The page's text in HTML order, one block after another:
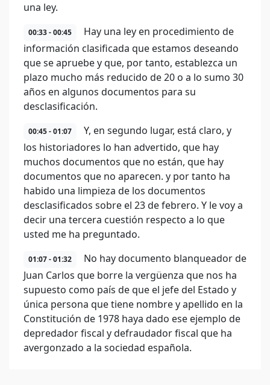
una ley.
00:33 - 00:45
Hay una ley en procedimiento de
información clasificada que estamos deseando
que se apruebe y que, por tanto, establezca un
plazo mucho más reducido de 20 o a lo sumo 30
años en algunos documentos para su
desclasificación.
00:45 - 01:07
Y, en segundo lugar, está claro, y
los historiadores lo han advertido, que hay
muchos documentos que no están, que hay
documentos que no aparecen. y por tanto ha
habido una limpieza de los documentos
desclasificados sobre el 23 de febrero. Y le voy a
decir una tercera cuestión respecto a lo que
usted me ha preguntado.
01:07 - 01:32
No hay documento blanqueador de
Juan Carlos que borre la vergüenza que nos ha
supuesto como país de que el jefe del Estado y
única persona que tiene nombre y apellido en la
Constitución de 1978 haya dado ese ejemplo de
depredador fiscal y defraudador fiscal que ha
avergonzado a la sociedad española.